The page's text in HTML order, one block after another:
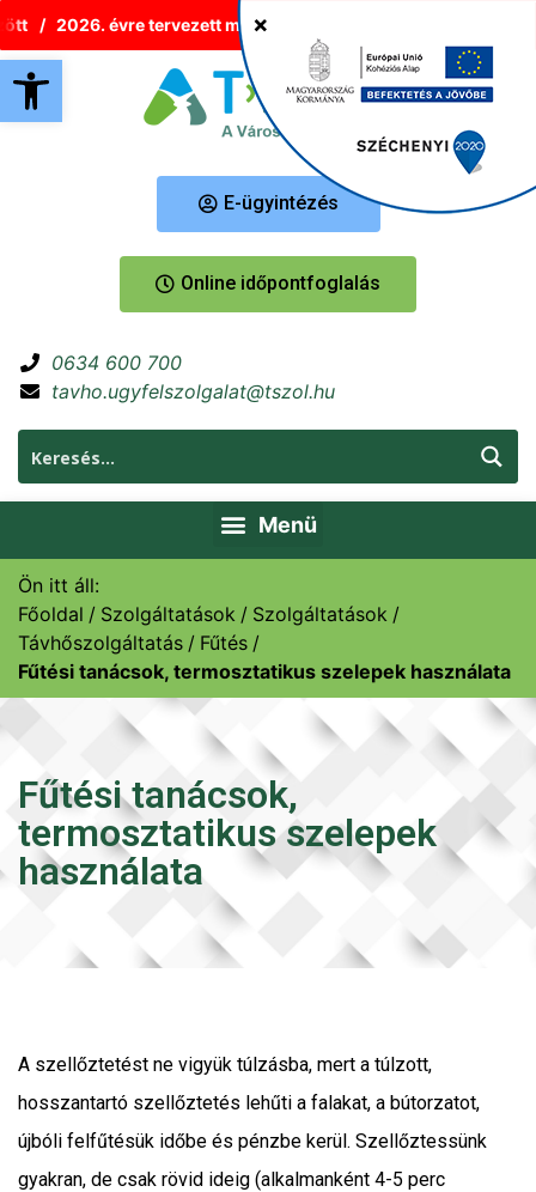
Eszköztár megnyitása
2026. évre tervezett melegvíz-korlátozások Tatabányán
E-ügyintézés
Online időpontfoglalás
0634 600 700
tavho.ugyfelszolgalat@tszol.hu
Ön itt áll:
Főoldal
Szolgáltatások
Szolgáltatások
Távhőszolgáltatás
Fűtés
Fűtési tanácsok, termosztatikus szelepek használata
Fűtési tanácsok,
termosztatikus szelepek
használata
A szellőztetést ne vigyük túlzásba, mert a túlzott,
hosszantartó szellőztetés lehűti a falakat, a bútorzatot,
újbóli felfűtésük időbe és pénzbe kerül. Szellőztessünk
gyakran, de csak rövid ideig (alkalmanként 4-5 perc